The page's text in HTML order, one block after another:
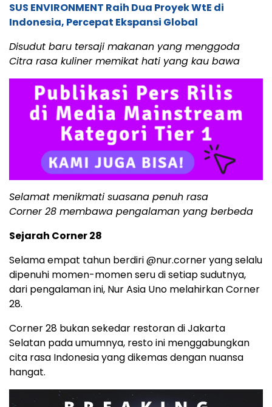
SUS ENVIRONMENT Raih Dua Proyek WtE di
Indonesia, Percepat Ekspansi Global
Disudut baru tersaji makanan yang menggoda
Citra rasa kuliner memikat hati yang kau bawa
Selamat menikmati suasana penuh rasa
Corner 28 membawa pengalaman yang berbeda
Sejarah Corner 28
Selama empat tahun berdiri @nur.corner yang selalu
dipenuhi momen-momen seru di setiap sudutnya,
dari pengalaman ini, Nur Asia Uno melahirkan Corner
28.
Corner 28 bukan sekedar restoran di Jakarta
Selatan pada umumnya, resto ini menggabungkan
cita rasa Indonesia yang dikemas dengan nuansa
hangat.